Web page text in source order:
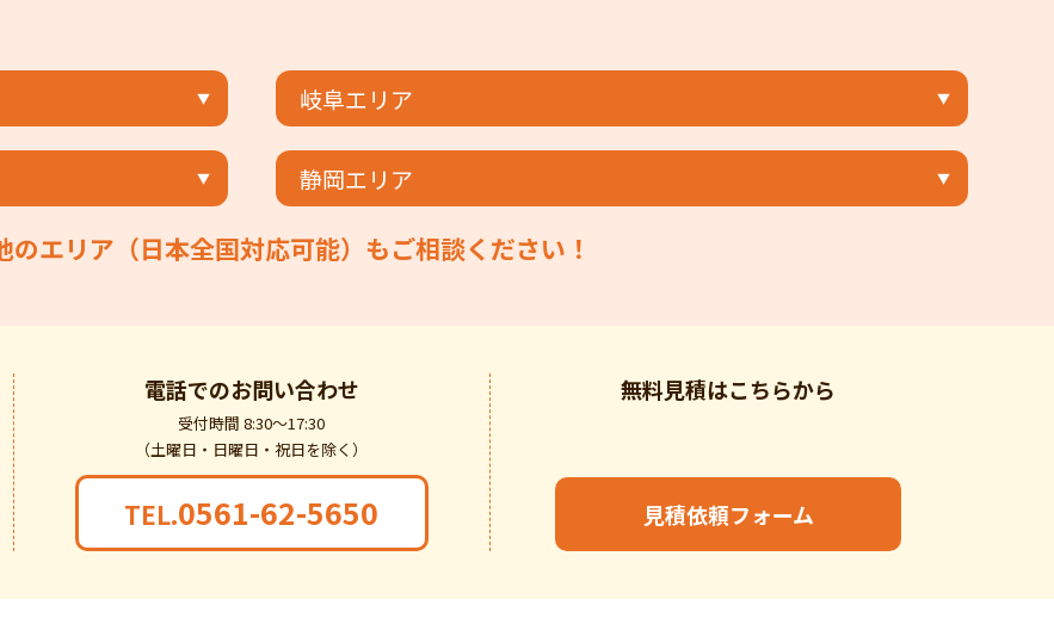
岐阜エリア
静岡エリア
エリア（日本全国対応可能）もご相談ください！
電話でのお問い合わせ
受付時間 8:30～17:30
（土曜日・日曜日・祝日を除く）
TEL.0561-62-5650
無料見積はこちらから
見積依頼フォーム